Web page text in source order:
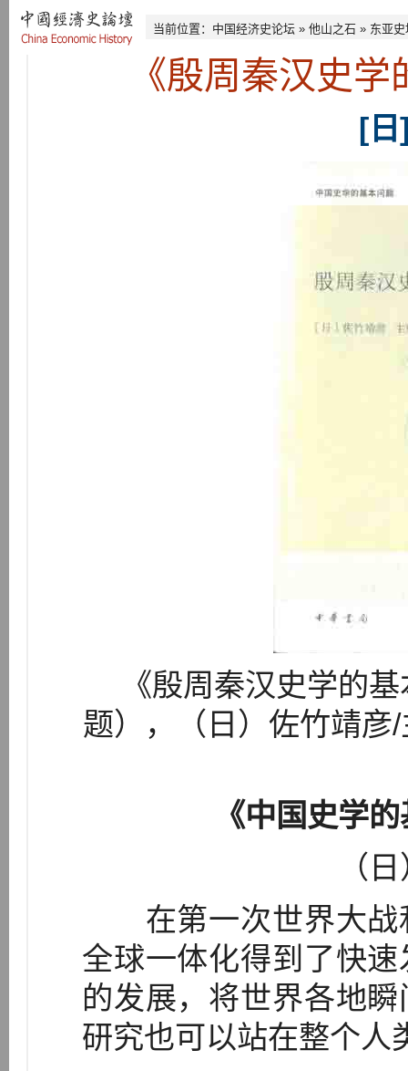
当前位置： 中国经济史论坛 » 他山之石 » 东亚史
《殷周秦汉史
[日
《殷周秦汉史学的
题），（日）佐竹靖彦
《中国史学
（
在第一次世界大战
全球一体化得到了快
的发展，将世界各地
研究也可以站在整个人